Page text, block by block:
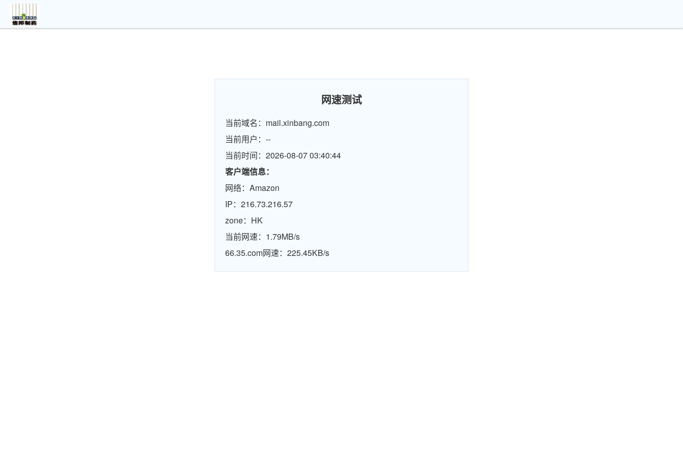
网速测试
当前域名：mail.xinbang.com
当前用户：--
当前时间：2026-08-07 03:40:44
客户端信息：
网络：Amazon
IP：216.73.216.57
zone：HK
当前网速：1.79MB/s
66.35.com网速：225.45KB/s